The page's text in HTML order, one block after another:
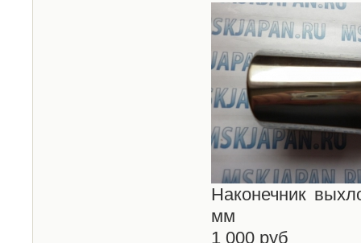
Наконечник
мм
1 000 руб